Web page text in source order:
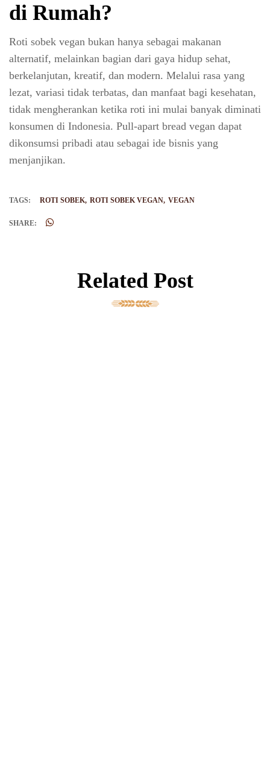
di Rumah?
Roti sobek vegan bukan hanya sebagai makanan
alternatif, melainkan bagian dari gaya hidup sehat,
berkelanjutan, kreatif, dan modern. Melalui rasa yang
lezat, variasi tidak terbatas, dan manfaat bagi kesehatan,
tidak mengherankan ketika roti ini mulai banyak diminati
konsumen di Indonesia. Pull-apart bread vegan dapat
dikonsumsi pribadi atau sebagai ide bisnis yang
menjanjikan.
TAGS: ROTI SOBEK ROTI SOBEK VEGAN VEGAN
SHARE:
Related Post